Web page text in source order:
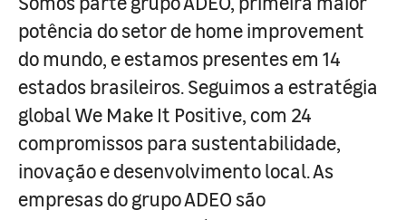
potência do setor de home improvement
do mundo, e estamos presentes em 14
estados brasileiros. Seguimos a estratégia
global We Make It Positive, com 24
compromissos para sustentabilidade,
inovação e desenvolvimento local. As
empresas do grupo ADEO são